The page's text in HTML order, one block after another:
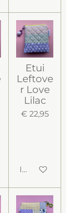
Etui
Leftove
r Love
Lilac
€ 22,95
In